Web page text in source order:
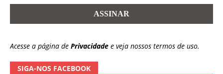
Acesse a página de Privacidade e veja nossos termos de uso.
SIGA-NOS FACEBOOK